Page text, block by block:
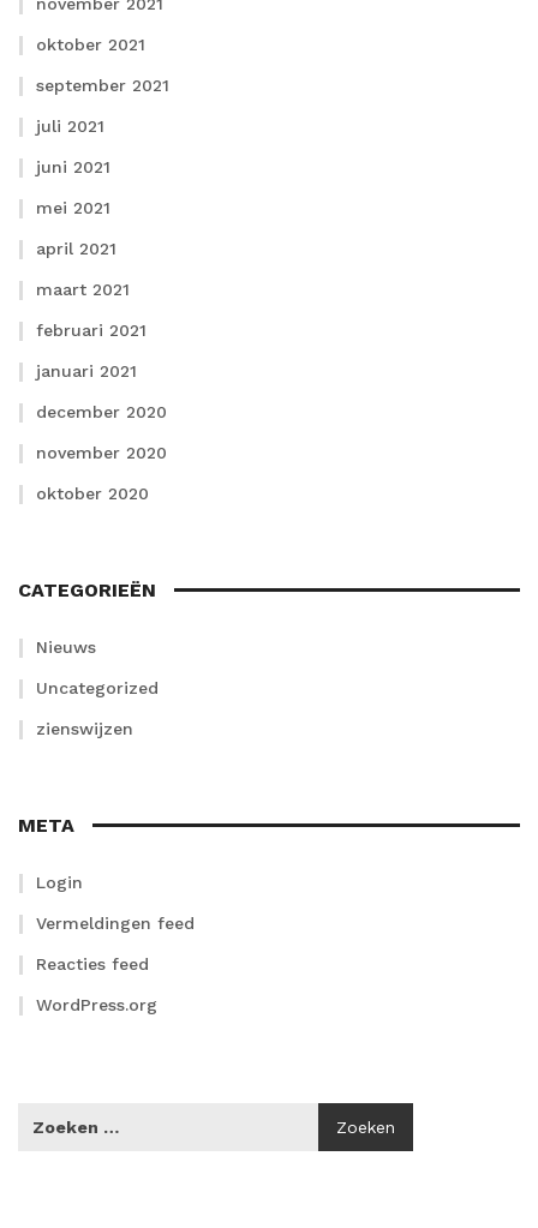
oktober 2021
september 2021
juli 2021
juni 2021
mei 2021
april 2021
maart 2021
februari 2021
januari 2021
december 2020
november 2020
oktober 2020
CATEGORIEËN
Nieuws
Uncategorized
zienswijzen
META
Login
Vermeldingen feed
Reacties feed
WordPress.org